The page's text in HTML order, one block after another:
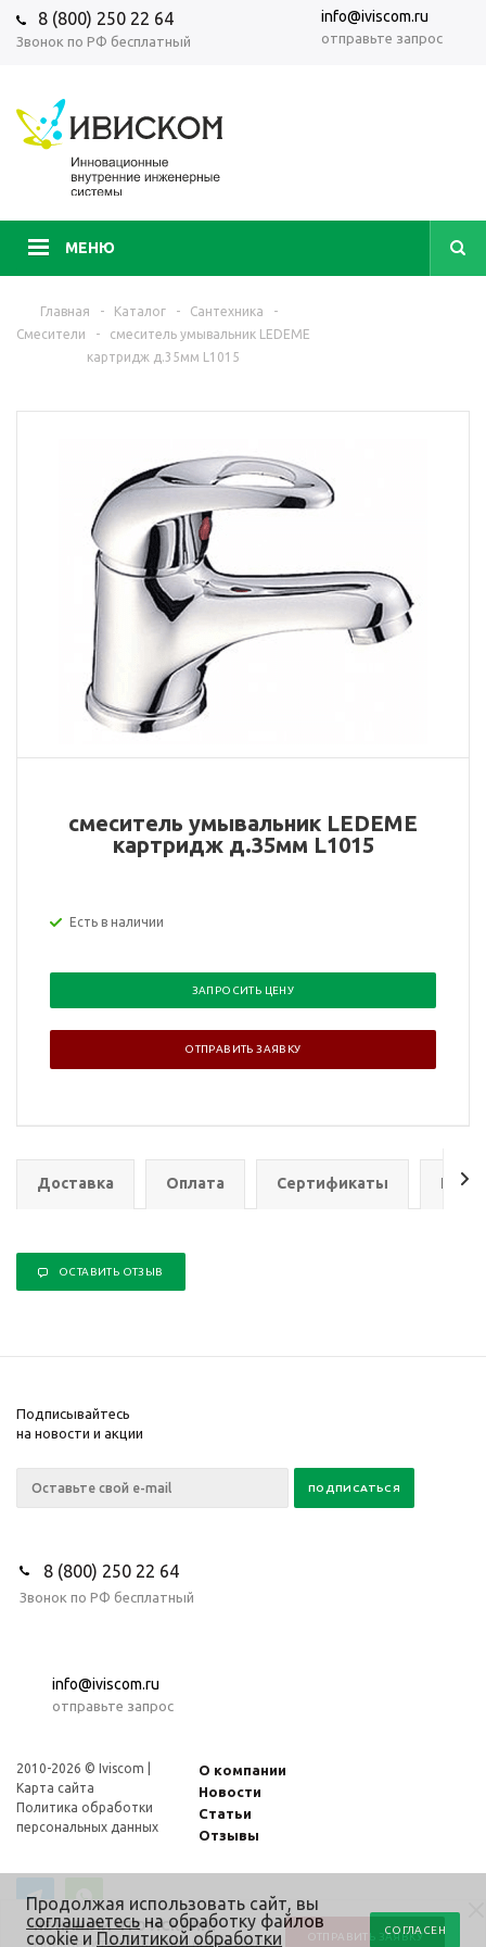
8 (800) 250 22 64
Звонок по РФ бесплатный
info@iviscom.ru
отправьте запрос
МЕНЮ
Главная - Каталог - Сантехника
-
Смесители
-
смеситель умывальник LEDEME
картридж д.35мм L1015
смеситель умывальник LEDEME
картридж д.35мм L1015
Есть в наличии
ЗАПРОСИТЬ ЦЕНУ
ОТПРАВИТЬ ЗАЯВКУ
Доставка Оплата Сертификаты
ОСТАВИТЬ ОТЗЫВ
НЕ НАШЛИ ЧТО ИСКАЛИ?
Прикрепите заявку или проектную
ОТПРАВИТЬ ЗАЯВКУ
Подписывайтесь
на новости и акции
8 (800) 250 22 64
Звонок по РФ бесплатный
info@iviscom.ru
отправьте запрос
2010-2026 © Iviscom |
Карта сайта
Политика обработки
персональных данных
О компании
Новости
Статьи
Отзывы
Продолжая использовать сайт, вы
соглашаетесь на обработку файлов
cookie и Политикой обработки
СОГЛАСЕН